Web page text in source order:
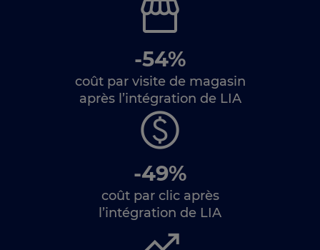
-54%
coût par visite de magasin
après l’intégration de LIA
-49%
coût par clic après
l’intégration de LIA